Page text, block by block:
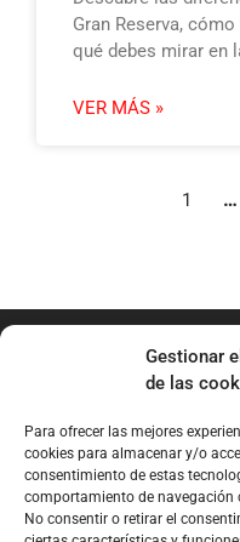
Gestionar
de las
Para ofrecer las mejores
cookies para almacenar y/o
consentimiento de estas
comportamiento de navegación
No consentir o retirar el
Gran Reserva,
qué debes mirar en
VER MÁS »
1 …